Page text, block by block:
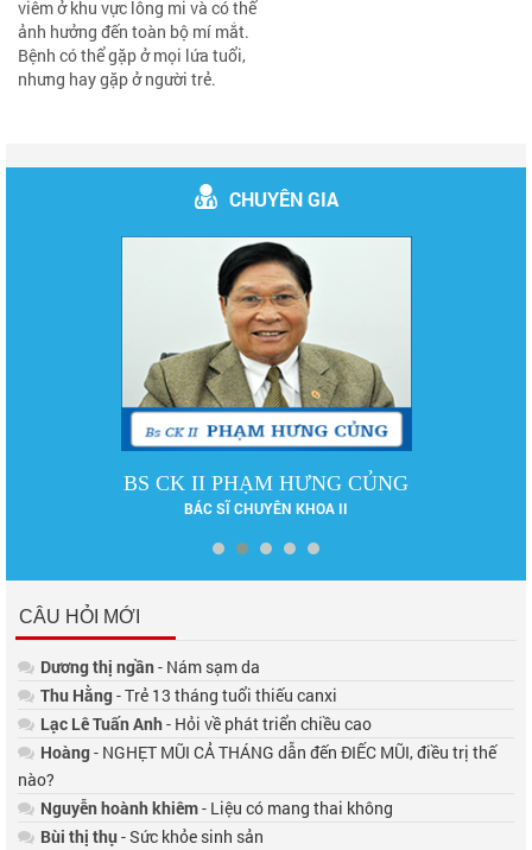
viêm ở khu vực lông mi và có thể
ảnh hưởng đến toàn bộ mí mắt.
Bệnh có thể gặp ở mọi lứa tuổi,
nhưng hay gặp ở người trẻ.
CHUYÊN GIA
DS LÊ PHƯƠNG
DƯỢC SĨ ĐẠI HỌC
CÂU HỎI MỚI
Dương thị ngần- Nám sạm da
Thu Hằng- Trẻ 13 tháng tuổi thiếu canxi
Lạc Lê Tuấn Anh- Hỏi về phát triển chiều cao
Hoàng- NGHẸT MŨI CẢ THÁNG dẫn đến ĐIẾC MŨI, điều trị thế
nào?
Nguyễn hoành khiêm- Liệu có mang thai không
Bùi thị thụ- Sức khỏe sinh sản